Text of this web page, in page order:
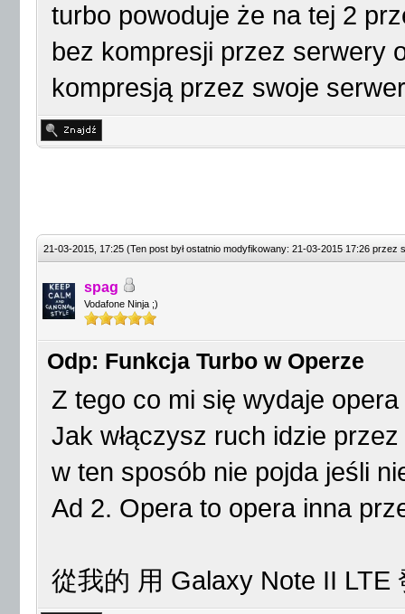
turbo powoduje że na tej 2
bez kompresji przez serwery
kompresją przez swoje
21-03-2015, 17:25 (Ten post był ostatnio modyfikowany: 21-03-2015 17:26 przez
spag
Vodafone Ninja ;)
Odp: Funkcja Turbo w Operze
Z tego co mi się wydaje
Jak włączysz ruch idzie
w ten sposób nie pojda jeśli
Ad 2. Opera to opera inna
從我的 用 Galaxy Note II LTE